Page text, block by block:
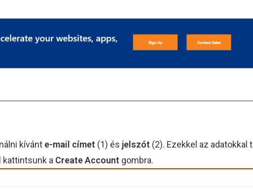
kívánt e-mail címet (1) és jelszót (2). Ezekkel az
kattintsunk a Create Account gombra.